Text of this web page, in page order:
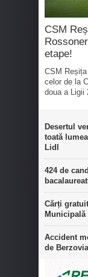
CSM
etape!
CSM
celor de la
doua a Ligii
Desertul
toată
Lidl
424 de
Cărți
Accident
de Berzovia